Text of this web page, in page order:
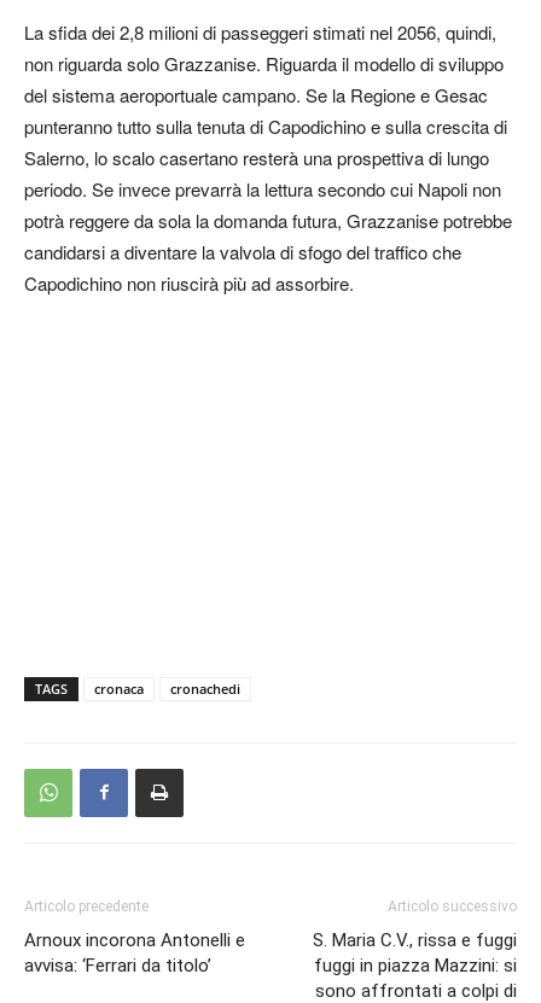
La sfida dei 2,8 milioni di passeggeri stimati nel 2056, quindi,
non riguarda solo Grazzanise. Riguarda il modello di sviluppo
del sistema aeroportuale campano. Se la Regione e Gesac
punteranno tutto sulla tenuta di Capodichino e sulla crescita di
Salerno, lo scalo casertano resterà una prospettiva di lungo
periodo. Se invece prevarrà la lettura secondo cui Napoli non
potrà reggere da sola la domanda futura, Grazzanise potrebbe
candidarsi a diventare la valvola di sfogo del traffico che
Capodichino non riuscirà più ad assorbire.
TAGS cronaca cronachedi
Articolo precedente
Arnoux incorona Antonelli e
avvisa: ‘Ferrari da titolo’
Articolo successivo
S. Maria C.V., rissa e fuggi
fuggi in piazza Mazzini: si
sono affrontati a colpi di